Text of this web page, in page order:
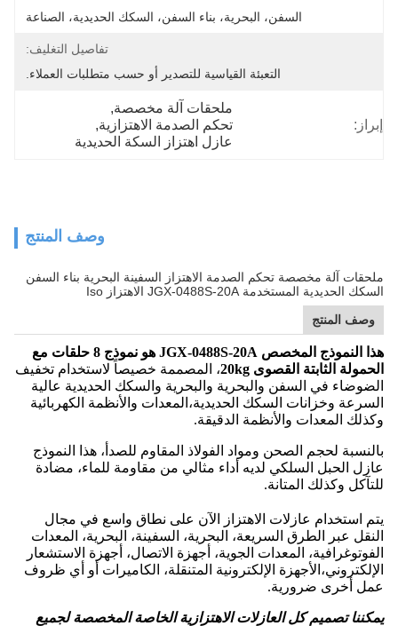
السفن، البحرية، بناء السفن، السكك الحديدية، الصناعة
تفاصيل التغليف:
التعبئة القياسية للتصدير أو حسب متطلبات العملاء.
إبراز:
ملحقات آلة مخصصة,
تحكم الصدمة الاهتزازية,
عازل اهتزاز السكة الحديدية
وصف المنتج
ملحقات آلة مخصصة تحكم الصدمة الاهتزاز السفينة البحرية بناء السفن
السكك الحديدية المستخدمة JGX-0488S-20A الاهتزاز Iso
وصف المنتج
هذا النموذج المخصص JGX-0488S-20A هو نموذج 8 حلقات مع
الحمولة الثابتة القصوى 20kg
، المصممة خصيصاً لاستخدام تخفيف
الضوضاء في السفن والبحرية والبحرية والسكك الحديدية عالية
السرعة وخزانات السكك الحديدية،المعدات والأنظمة الكهربائية
وكذلك المعدات والأنظمة الدقيقة.
بالنسبة لحجم الصحن ومواد الفولاذ المقاوم للصدأ، هذا النموذج
عازل الحبل السلكي لديه أداء مثالي من مقاومة للماء، مضادة
للتآكل وكذلك المتانة.
يتم استخدام عازلات الاهتزاز الآن على نطاق واسع في مجال
النقل عبر الطرق السريعة، البحرية، السفينة، البحرية، المعدات
الفوتوغرافية، المعدات الجوية، أجهزة الاتصال، أجهزة الاستشعار
الإلكتروني،الأجهزة الإلكترونية المتنقلة، الكاميرات أو أي ظروف
عمل أخرى ضرورية.
يمكننا تصميم كل العازلات الاهتزازية الخاصة المخصصة لجميع